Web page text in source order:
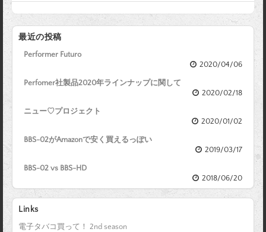
最近の投稿
Performer Futuro
2020/04/06
Perfomer社製品2020年ラインナップに関して
2020/02/18
ニュー♡プロジェクト
2020/01/02
BBS-02がAmazonで安く買えるっぽい
2019/03/17
BBS-02 vs BBS-HD
2018/06/20
Links
電子タバコ買って！ 2nd season